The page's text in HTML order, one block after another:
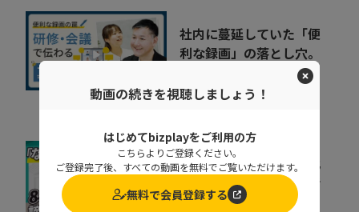
社内に蔓延していた「便
利な録画」の落とし穴。
NDIソリューションズ株式会社
会社の電話をクラウド化
するメリットとは？電話
業務を効率化する方法
動画の続きを視聴しましょう！
はじめてbizplayをご利用の方
こちらよりご登録ください。
ご登録完了後、すべての動画を無料でご覧いただけます。
無料で会員登録する